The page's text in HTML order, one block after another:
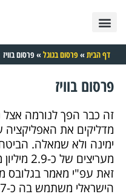
דף הבית »פרסום בגוגל »פרסום בוויז
פרסום בוויז
זה כבר הפך לנורמה אצל
מדליקים את האפליקציה
ימינה ולא שמאלה.